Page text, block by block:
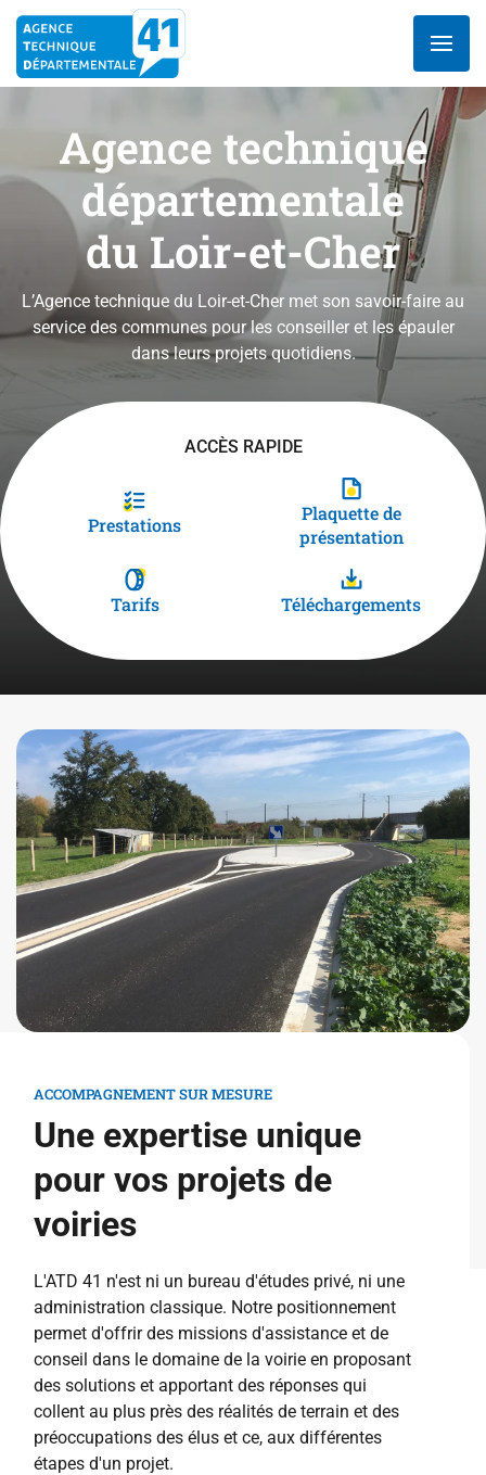
Aller
contenu
Agence technique
départementale
du Loir-et-Cher
L’Agence technique du Loir-et-Cher met son savoir-faire au
service des communes pour les conseiller et les épauler
dans leurs projets quotidiens.
ACCÈS RAPIDE
Prestations
Plaquette de
présentation
Tarifs Téléchargements
ACCOMPAGNEMENT SUR MESURE
Une expertise unique
pour vos projets de
voiries
L'ATD 41 n'est ni un bureau d'études privé, ni une
administration classique. Notre positionnement
permet d'offrir des missions d'assistance et de
conseil dans le domaine de la voirie en proposant
des solutions et apportant des réponses qui
collent au plus près des réalités de terrain et des
préoccupations des élus et ce, aux différentes
étapes d'un projet.